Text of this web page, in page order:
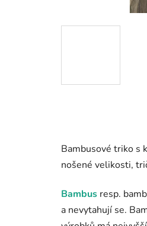
Bambusové triko s
nošené velikosti,
Bambus resp.
a nevytahují se.